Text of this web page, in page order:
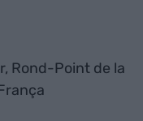
Rond-Point de la